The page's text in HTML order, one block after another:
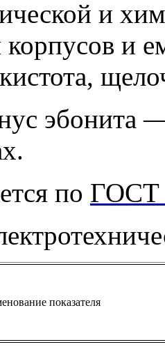
и
корпусов и
эбонита
по ГОСТ
показателя